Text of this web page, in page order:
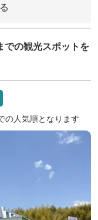
での観光スポットを
の人気順となります